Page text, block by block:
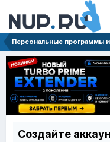
Персональные программы
Создайте